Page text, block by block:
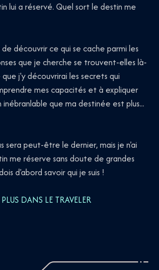
lui a réservé. Quel sort le destin me
découvrir ce qui se cache parmi les
que je cherche se trouvent-elles là-
j'y découvrirai les secrets qui
mes capacités et à expliquer
que ma destinée est plus...
sera peut-être le dernier, mais je n'ai
me réserve sans doute de grandes
d'abord savoir qui je suis !
DANS LE TRAVELER